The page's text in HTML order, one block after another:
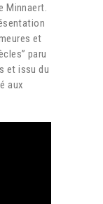
Minnaert.
et
” paru
et issu du
aux